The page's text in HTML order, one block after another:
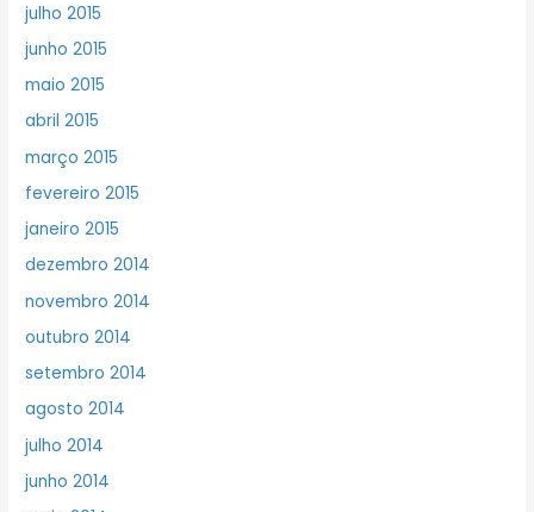
julho 2015
junho 2015
maio 2015
abril 2015
março 2015
fevereiro 2015
janeiro 2015
dezembro 2014
novembro 2014
outubro 2014
setembro 2014
agosto 2014
julho 2014
junho 2014